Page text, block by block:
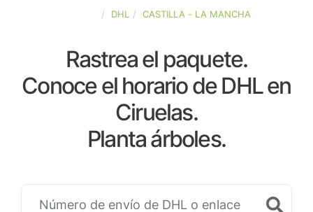
DHL CASTILLA - LA MANCHA
Rastrea el paquete.
Conoce el horario de DHL en
Ciruelas.
Planta árboles.